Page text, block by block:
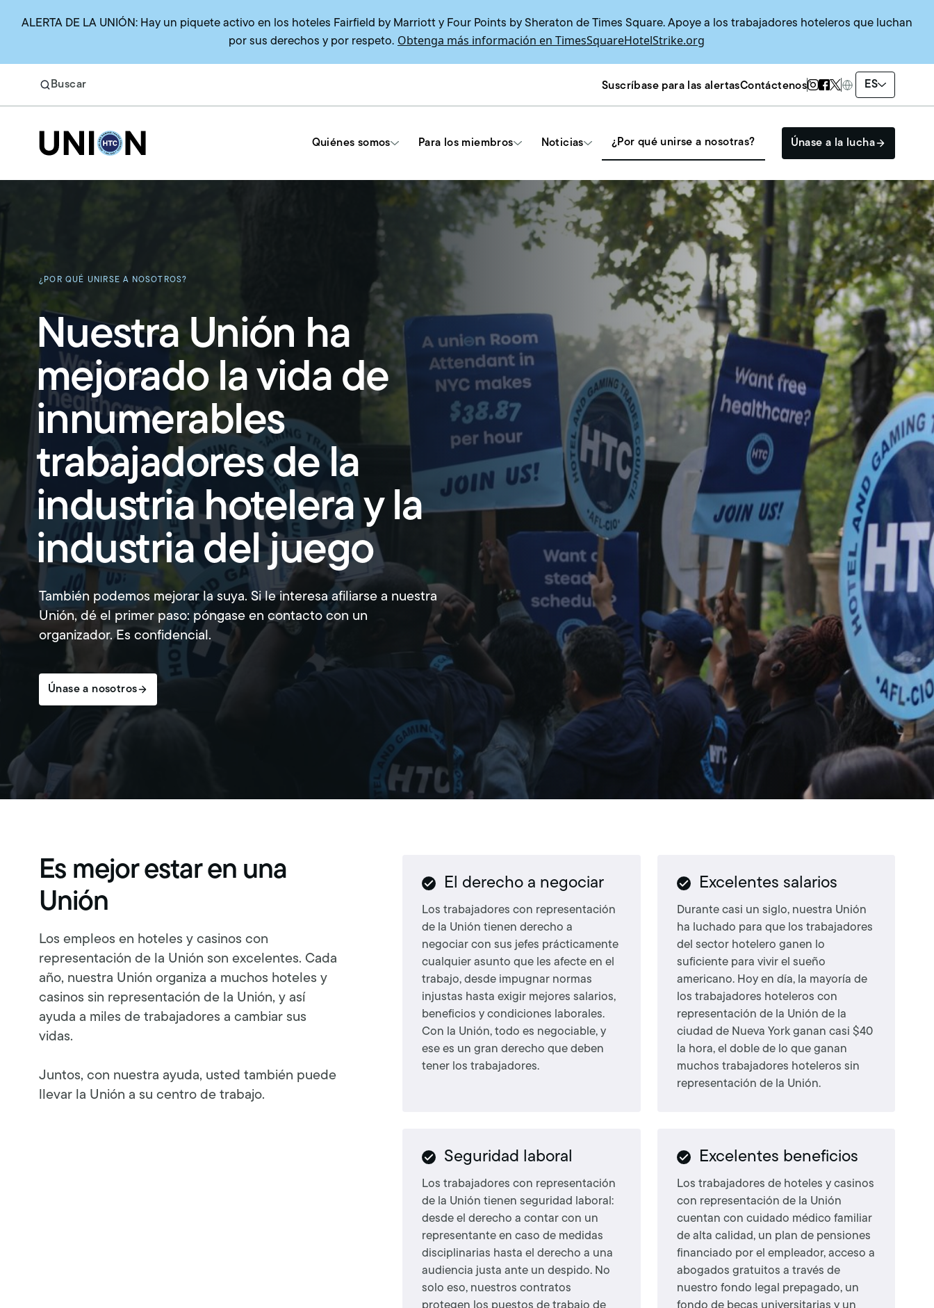
ALERTA DE LA UNIÓN: Hay un piquete activo en los hoteles Fairfield by Marriott y Four Points by Sheraton de Times Square. Apoye a los trabajadores hoteleros que luchan
por sus derechos y por respeto. Obtenga más información en TimesSquareHotelStrike.org
Buscar Suscríbase para las alertasContáctenosInstagram Page
Facebook Page
Twitter Page
ES
Return to homepage Quiénes somos Para los miembros
Beneficios médicos
Beneficios de jubilación
La Oficina de Cumplimiento de Contratación
Ayuda legal prepagada
Becas universitarias
Concurso de redacción
Clases gratuitas
Herramientas y recursos
Contratos de la Unión
Capacitación para delegados
Programar una entrevista
Las cuotas de los miembros
Tarjeta de identificación de la Unión
Suscríbase para las alertas
Participe
El SISTEMA HEAT
Eventos
Noticias ¿Por qué unirse a nosotras? Únase a la lucha
¿POR QUÉ UNIRSE A NOSOTROS?
Nuestra Unión ha
mejorado la vida de
innumerables
trabajadores de la
industria hotelera y la
industria del juego
También podemos mejorar la suya. Si le interesa afiliarse a nuestra
Unión, dé el primer paso: póngase en contacto con un
organizador. Es confidencial.
Únase a nosotros
Es mejor estar en una
Unión
Los empleos en hoteles y casinos con
representación de la Unión son excelentes. Cada
año, nuestra Unión organiza a muchos hoteles y
casinos sin representación de la Unión, y así
ayuda a miles de trabajadores a cambiar sus
vidas.
Juntos, con nuestra ayuda, usted también puede
llevar la Unión a su centro de trabajo.
El derecho a negociar
Los trabajadores con representación
de la Unión tienen derecho a
negociar con sus jefes prácticamente
cualquier asunto que les afecte en el
trabajo, desde impugnar normas
injustas hasta exigir mejores salarios,
beneficios y condiciones laborales.
Con la Unión, todo es negociable, y
ese es un gran derecho que deben
tener los trabajadores.
Excelentes salarios
Durante casi un siglo, nuestra Unión
ha luchado para que los trabajadores
del sector hotelero ganen lo
suficiente para vivir el sueño
americano. Hoy en día, la mayoría de
los trabajadores hoteleros con
representación de la Unión de la
ciudad de Nueva York ganan casi $40
la hora, el doble de lo que ganan
muchos trabajadores hoteleros sin
representación de la Unión.
Seguridad laboral
Los trabajadores con representación
de la Unión tienen seguridad laboral:
desde el derecho a contar con un
representante en caso de medidas
disciplinarias hasta el derecho a una
audiencia justa ante un despido. No
solo eso, nuestros contratos
protegen los puestos de trabajo de
Excelentes beneficios
Los trabajadores de hoteles y casinos
con representación de la Unión
cuentan con cuidado médico familiar
de alta calidad, un plan de pensiones
financiado por el empleador, acceso a
abogados gratuitos a través de
nuestro fondo legal prepagado, un
fondo de becas universitarias y un